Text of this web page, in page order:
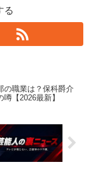
る
の職業は？保科爵介
【2026最新】